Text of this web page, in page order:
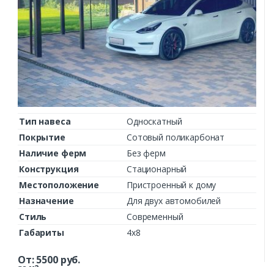
Тип навеса
Односкатный
Покрытие
Сотовый поликарбонат
Наличие ферм
Без ферм
Конструкция
Стационарный
Местоположение
Пристроенный к дому
Назначение
Для двух автомобилей
Стиль
Современный
Габариты
4х8
От:5500руб.